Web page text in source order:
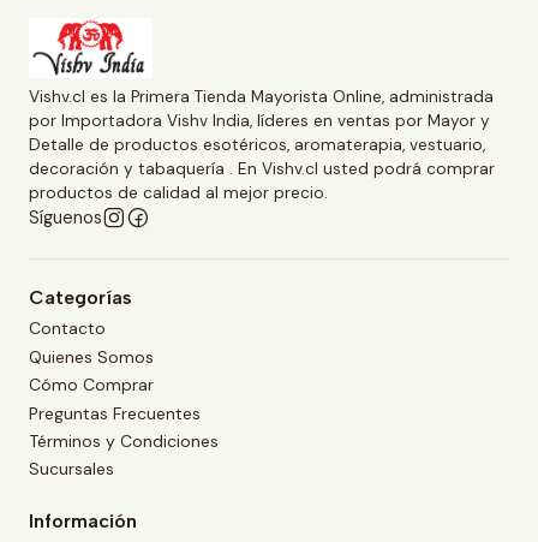
Vishv.cl es la Primera Tienda Mayorista Online, administrada
por Importadora Vishv India, líderes en ventas por Mayor y
Detalle de productos esotéricos, aromaterapia, vestuario,
decoración y tabaquería . En Vishv.cl usted podrá comprar
productos de calidad al mejor precio.
Síguenos
Categorías
Contacto
Quienes Somos
Cómo Comprar
Preguntas Frecuentes
Términos y Condiciones
Sucursales
Información